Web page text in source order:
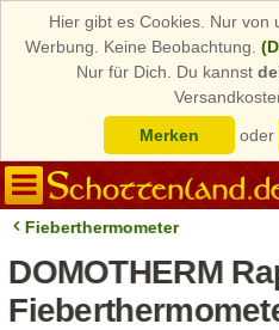
Hier gibt es Cookies. Nur von
Werbung. Keine Beobachtung.
Nur für Dich. Du kannst
Merken
oder
Fieberthermometer
DOMOTHERM